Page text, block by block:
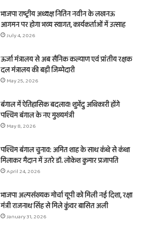
भाजपा राष्ट्रीय अध्यक्ष नितिन नवीन के लखनऊ
आगमन पर होगा भव्य स्वागत, कार्यकर्ताओं में उत्साह
July 4, 2026
ऊर्जा मंत्रालय से अब सैनिक कल्याण एवं प्रांतीय रक्षक
दल मंत्रालय की बड़ी जिम्मेदारी
May 25, 2026
बंगाल में ऐतिहासिक बदलाव! शुभेंदु अधिकारी होंगे
पश्चिम बंगाल के नए मुख्यमंत्री
May 8, 2026
पश्चिम बंगाल चुनाव: अमित शाह के साथ कंधे से कंधा
मिलाकर मैदान में उतरे डॉ. लोकेश कुमार प्रजापति
April 24, 2026
भाजपा अल्पसंख्यक मोर्चा यूपी को मिली नई दिशा, रक्षा
मंत्री राजनाथ सिंह से मिले कुंवर बासित अली
January 31, 2026